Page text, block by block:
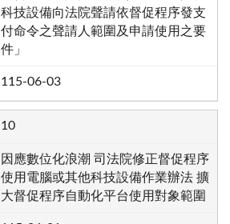
科技設備向法院聲請依督促程序發支
付命令之聲請人範圍及申請使用之要
件」
115-06-03
10
因應數位化浪潮 司法院修正督促程序
使用電腦或其他科技設備作業辦法 擴
大督促程序自動化平台使用對象範圍